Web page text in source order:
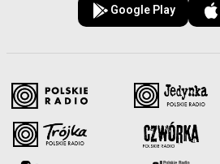
Google Play